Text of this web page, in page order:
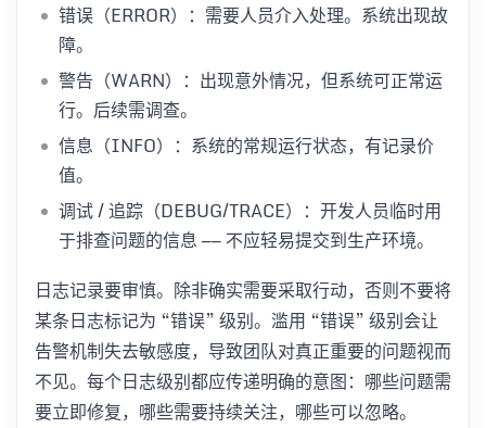
错误（ERROR）：需要人员介入处理。系统出现故
障。
警告（WARN）：出现意外情况，但系统可正常运
行。后续需调查。
信息（INFO）：系统的常规运行状态，有记录价
值。
调试 / 追踪（DEBUG/TRACE）：开发人员临时用
于排查问题的信息 —— 不应轻易提交到生产环境。
日志记录要审慎。除非确实需要采取行动，否则不要将
某条日志标记为 “错误” 级别。滥用 “错误” 级别会让
告警机制失去敏感度，导致团队对真正重要的问题视而
不见。每个日志级别都应传递明确的意图：哪些问题需
要立即修复，哪些需要持续关注，哪些可以忽略。